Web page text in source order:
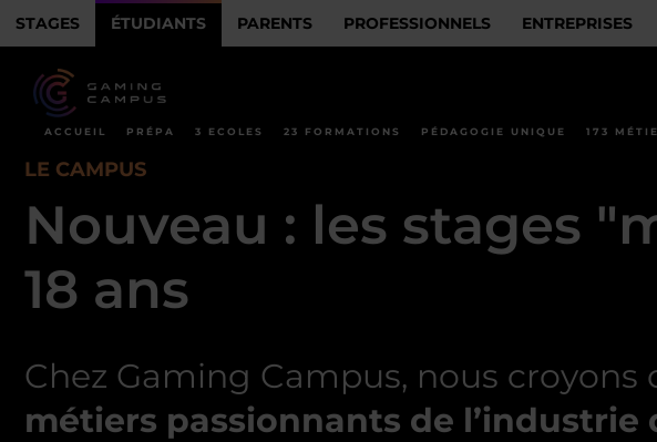
STAGES ÉTUDIANTS PARENTS PROFESSIONNELS ENTREPRISES
ACCUEIL PRÉPA 3 ECOLES 23 FORMATIONS PÉDAGOGIE UNIQUE 173
LE CAMPUS
Nouveau : les stages
18 ans
Chez Gaming Campus, nous croyons
métiers passionnants de l’industrie